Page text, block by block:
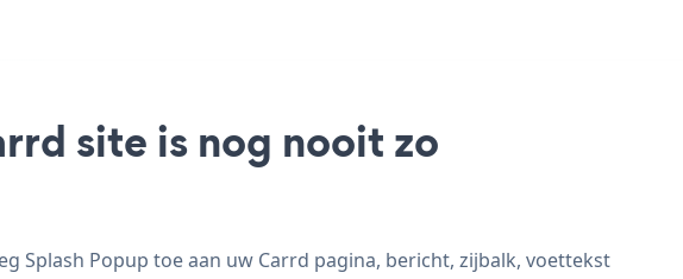
site is nog nooit zo
Splash Popup toe aan uw Carrd pagina, bericht, zijbalk, voettekst